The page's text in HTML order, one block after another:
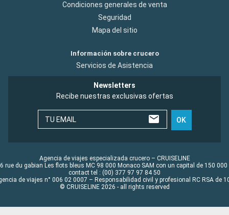
Condiciones generales de venta
Seguridad
Mapa del sitio
Información sobre crucero
Servicios de Asistencia
Newsletters
Recibe nuestras exclusivas ofertas
TU EMAIL OK
Agencia de viajes especializada crucero – CRUISELINE
rue du gabian Les flots bleus MC 98 000 Monaco SAM con un capital de 150 000
contact tel : (00) 377 97 97 84 50
de viajes n° 006 02 0007 – Responsabilidad civil y profesional RC RSA de
© CRUISELINE 2026 - all rights reserved